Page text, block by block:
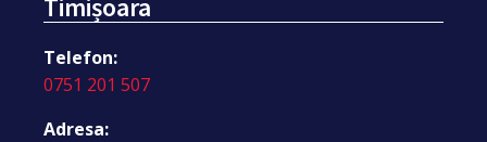
Timișoara
Telefon:
0751 201 507
Adresa: